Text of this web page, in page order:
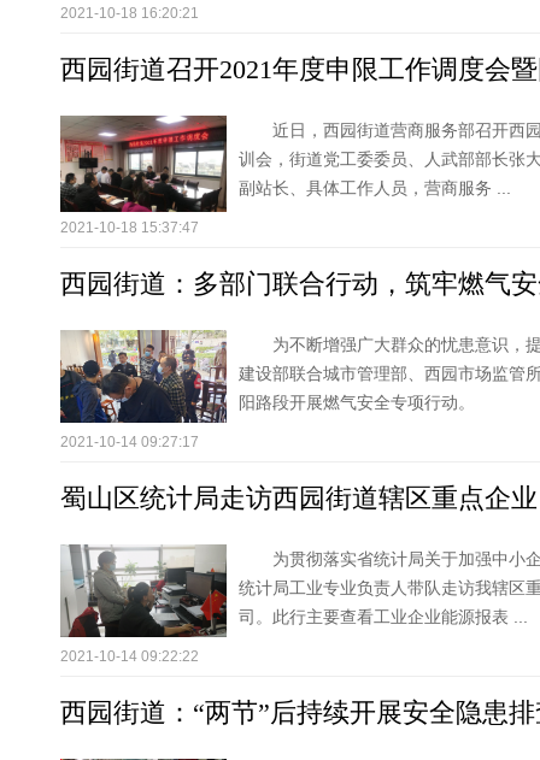
2021-10-18 16:20:21
西园街道召开2021年度申限工作调度会
近日，西园街道营商服务部召开西
训会，街道党工委委员、人武部部长张
副站长、具体工作人员，营商服务 ...
2021-10-18 15:37:47
西园街道：多部门联合行动，筑牢燃气
为不断增强广大群众的忧患意识，
建设部联合城市管理部、西园市场监管
阳路段开展燃气安全专项行动。
2021-10-14 09:27:17
蜀山区统计局走访西园街道辖区重点企业
为贯彻落实省统计局关于加强中小
统计局工业专业负责人带队走访我辖区
司。此行主要查看工业企业能源报表 ...
2021-10-14 09:22:22
西园街道：“两节”后持续开展安全隐患